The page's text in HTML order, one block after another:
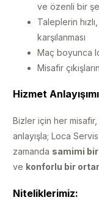
ve özenli bir
Taleplerin
karşılanması
Maç boyunca
Misafir
Hizmet
Bizler için her misafir,
anlayışla; Loca
zamanda samimi bir
ve konforlu bir
Niteliklerimiz: